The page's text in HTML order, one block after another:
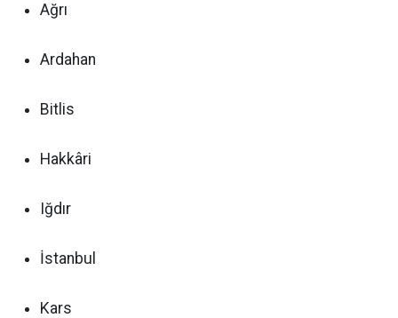
Ağrı
Ardahan
Bitlis
Hakkâri
Iğdır
İstanbul
Kars